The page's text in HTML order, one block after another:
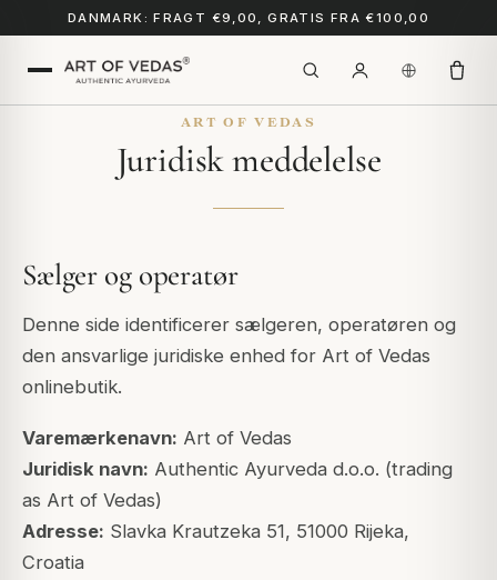
DANMARK: FRAGT €9,00, GRATIS FRA €100,00
ART OF VEDAS
Juridisk meddelelse
Sælger og operatør
Denne side identificerer sælgeren, operatøren og
den ansvarlige juridiske enhed for Art of Vedas
onlinebutik.
Varemærkenavn: Art of Vedas
Juridisk navn: Authentic Ayurveda d.o.o. (trading
as Art of Vedas)
Adresse: Slavka Krautzeka 51, 51000 Rijeka,
Croatia